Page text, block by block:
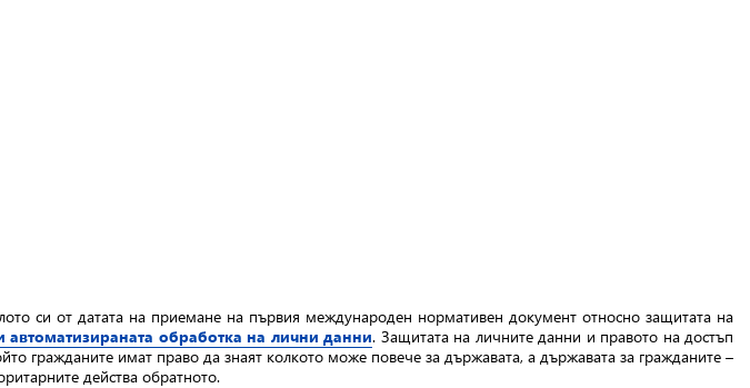
си от датата на приемане на първия международен нормативен документ относно защитата на
обработка на лични данни. Защитата на личните данни и правото на достъп
гражданите имат право да знаят колкото може повече за държавата, а държавата за гражданите –
действа обратното.